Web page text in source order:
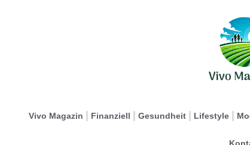
Vivo Magazin Finanziell Gesundheit Lifestyle